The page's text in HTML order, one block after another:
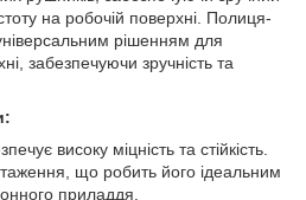
на робочій поверхні. Полиця-
рішенням для
забезпечуючи зручність та
високу міцність та стійкість.
що робить його ідеальним
приладдя.